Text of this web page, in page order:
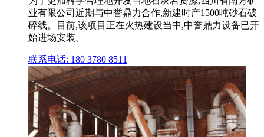
业有限公司近期与中誉鼎力合作,新建时产1500吨砂石破
碎线。目前,该项目正在火热建设当中,中誉鼎力设备已开
始进场安装。
联系电话: 180 3780 8511